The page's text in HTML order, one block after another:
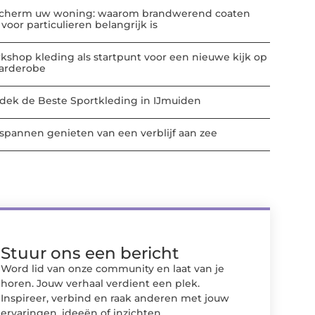
uw woning: waarom brandwerend coaten
particulieren belangrijk is
kleding als startpunt voor een nieuwe kijk op
de Beste Sportkleding in IJmuiden
genieten van een verblijf aan zee
Stuur ons een bericht
Word lid van onze community en laat van je
horen. Jouw verhaal verdient een plek.
Inspireer, verbind en raak anderen met jouw